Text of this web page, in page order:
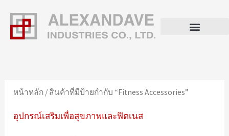
หน้าหลัก / สินค้าที่มีป้ายกำกับ “Fitness Accessories”
อุปกรณ์เสริมเพื่อสุขภาพและฟิตเนส